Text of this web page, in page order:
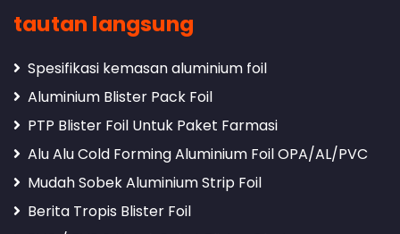
tautan langsung
Spesifikasi kemasan aluminium foil
Aluminium Blister Pack Foil
PTP Blister Foil Untuk Paket Farmasi
Alu Alu Cold Forming Aluminium Foil OPA/AL/PVC
Mudah Sobek Aluminium Strip Foil
Berita Tropis Blister Foil